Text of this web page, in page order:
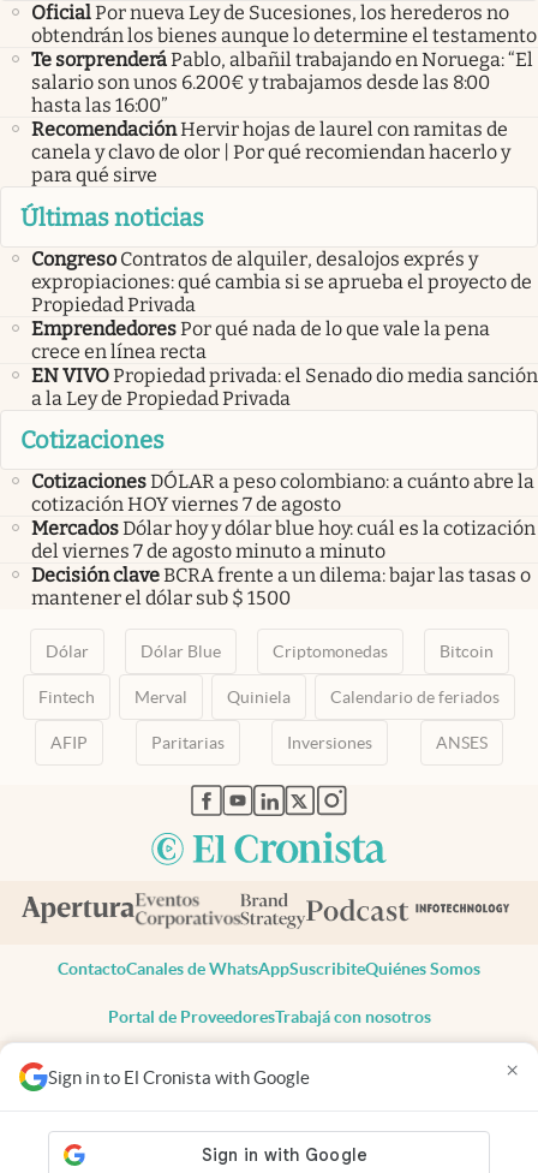
Sign in to El Cronista with Google ×
OficialPor nueva Ley de Sucesiones, los herederos no
obtendrán los bienes aunque lo determine el testamento
Te sorprenderáPablo, albañil trabajando en Noruega: “El
salario son unos 6.200€ y trabajamos desde las 8:00
hasta las 16:00”
RecomendaciónHervir hojas de laurel con ramitas de
canela y clavo de olor | Por qué recomiendan hacerlo y
para qué sirve
Últimas noticias
Congreso Contratos de alquiler, desalojos exprés y
expropiaciones: qué cambia si se aprueba el proyecto de
Propiedad Privada
EmprendedoresPor qué nada de lo que vale la pena
crece en línea recta
EN VIVOPropiedad privada: el Senado dio media sanción
a la Ley de Propiedad Privada
Cotizaciones
CotizacionesDÓLAR a peso colombiano: a cuánto abre la
cotización HOY viernes 7 de agosto
MercadosDólar hoy y dólar blue hoy: cuál es la cotización
del viernes 7 de agosto minuto a minuto
Decisión claveBCRA frente a un dilema: bajar las tasas o
mantener el dólar sub $ 1500
Dólar Dólar Blue Criptomonedas Bitcoin
Fintech Merval Quiniela Calendario de feriados
AFIP Paritarias Inversiones ANSES
abre en nueva pestaña
abre en nueva pestaña
abre en nueva pestaña
abre en nueva pestaña
abre en nueva pestaña
ContactoCanales de WhatsAppSuscribiteQuiénes Somos
Portal de ProveedoresTrabajá con nosotros
Todos los derechos reservados
Privacidad
Consentimiento